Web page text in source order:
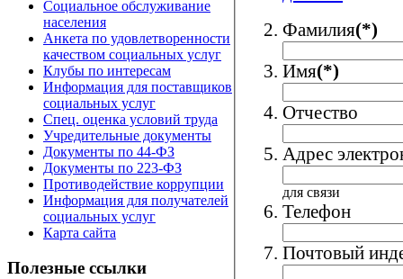
Социальное обслуживание
населения
Анкета по удовлетворенности
качеством социальных услуг
Клубы по интересам
Информация для поставщиков
социальных услуг
Спец. оценка условий труда
Учредительные документы
Документы по 44-ФЗ
Документы по 223-ФЗ
Противодействие коррупции
Информация для получателей
социальных услуг
Карта сайта
Полезные ссылки
Фамилия(*)
Имя(*)
Отчество
Адрес
для связи
Телефон
Почтовый